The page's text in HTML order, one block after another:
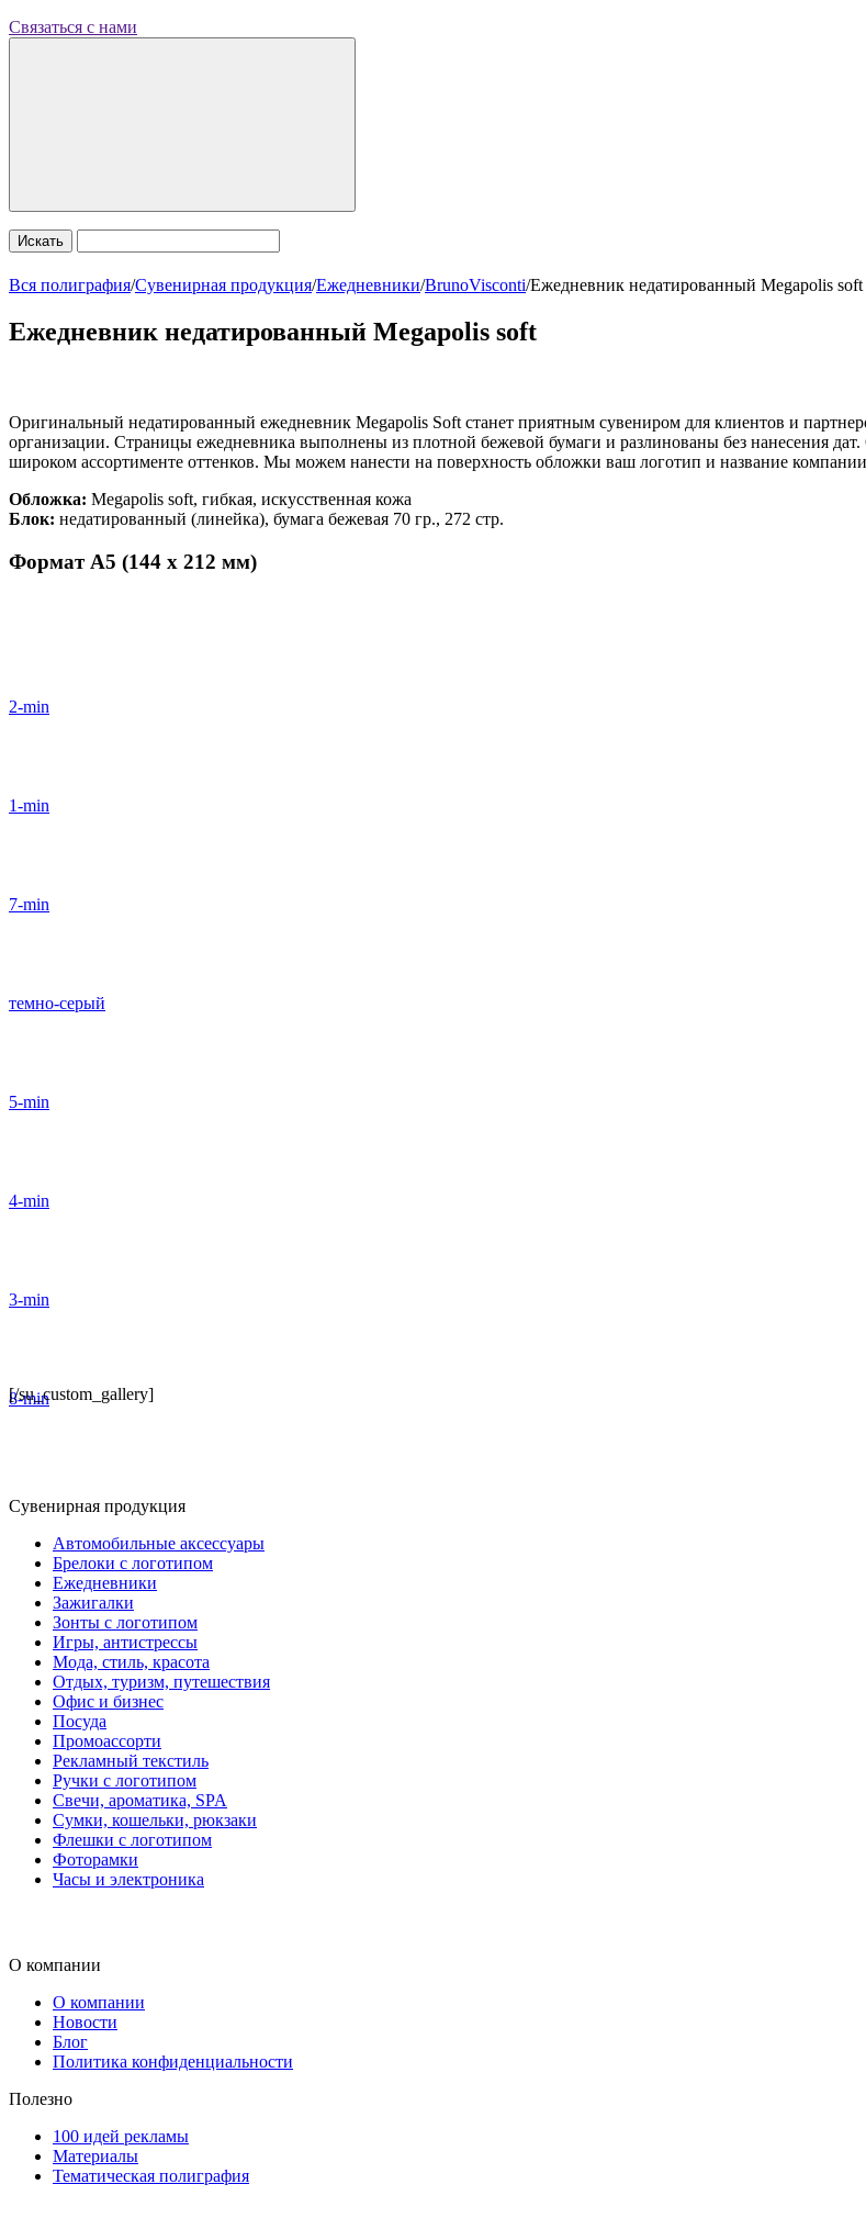
Связаться с нами
Искать
Вся полиграфия/Сувенирная продукция/Ежедневники/BrunoVisconti/Ежедневник недатированный Megapolis soft
Ежедневник недатированный Megapolis soft
Оригинальный недатированный ежедневник Megapolis Soft станет приятным сувениром для клиентов и
организации. Страницы ежедневника выполнены из плотной бежевой бумаги и разлинованы без нанесения
широком ассортименте оттенков. Мы можем нанести на поверхность обложки ваш логотип и название
Обложка: Megapolis soft, гибкая, искусственная кожа
Блок: недатированный (линейка), бумага бежевая 70 гр., 272 стр.
Формат А5 (144 х 212 мм)
2-min
1-min
7-min
темно-серый
5-min
4-min
3-min
8-min
[/su_custom_gallery]
Сувенирная продукция
Автомобильные аксессуары
Брелоки с логотипом
Ежедневники
Зажигалки
Зонты с логотипом
Игры, антистрессы
Мода, стиль, красота
Отдых, туризм, путешествия
Офис и бизнес
Посуда
Промоассорти
Рекламный текстиль
Ручки с логотипом
Свечи, ароматика, SPA
Сумки, кошельки, рюкзаки
Флешки с логотипом
Фоторамки
Часы и электроника
О компании
О компании
Новости
Блог
Политика конфиденциальности
Полезно
100 идей рекламы
Материалы
Тематическая полиграфия